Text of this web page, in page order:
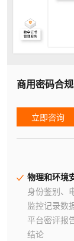
商用密码合
立即咨询
物理和环境
身份鉴别、
监控记录数
平台密评报
结论